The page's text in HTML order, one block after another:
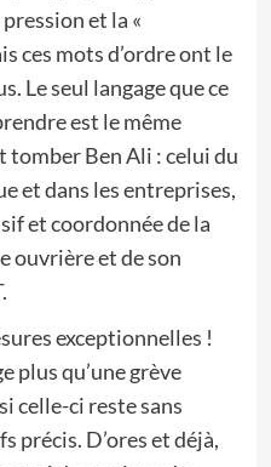
et la «
ces mots d’ordre ont le
Le seul langage que ce
est le même
tomber Ben Ali : celui du
et dans les entreprises,
et coordonnée de la
ouvrière et de son
exceptionnelles !
plus qu’une grève
celle-ci reste sans
précis. D’ores et déjà,